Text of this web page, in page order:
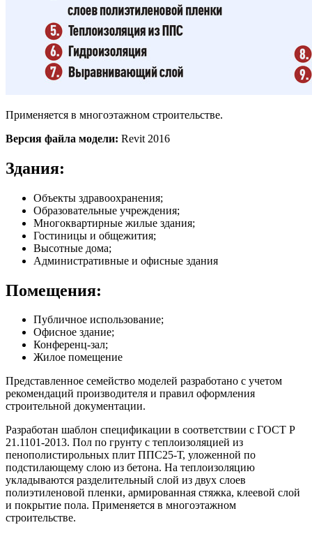
Применяется в многоэтажном строительстве.
Версия файла модели: Revit 2016
Здания:
Объекты здравоохранения;
Образовательные учреждения;
Многоквартирные жилые здания;
Гостиницы и общежития;
Высотные дома;
Административные и офисные здания
Помещения:
Публичное использование;
Офисное здание;
Конференц-зал;
Жилое помещение
Представленное семейство моделей разработано с учетом
рекомендаций производителя и правил оформления
строительной документации.
Разработан шаблон спецификации в соответствии с ГОСТ Р
21.1101-2013. Пол по грунту с теплоизоляцией из
пенополистирольных плит ППС25-Т, уложенной по
подстилающему слою из бетона. На теплоизоляцию
укладываются разделительный слой из двух слоев
полиэтиленовой пленки, армированная стяжка, клеевой слой
и покрытие пола. Применяется в многоэтажном
строительстве.